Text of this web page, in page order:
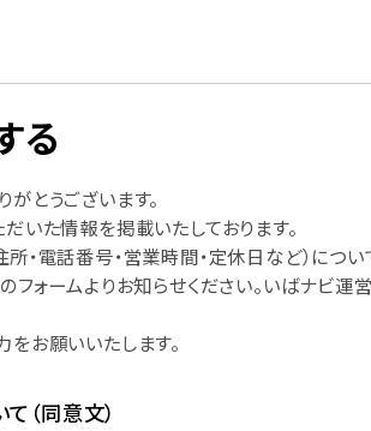
る
とうございます。
いた情報を掲載いたしております。
・電話番号・営業時間・定休日など）につ
フォームよりお知らせください。いばナビ
お願いいたします。
（同意文）